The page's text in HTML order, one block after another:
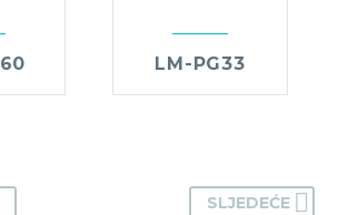
LM-PG33
SLJEDEĆE